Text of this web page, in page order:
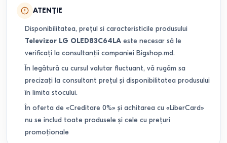
ATENȚIE
Disponibilitatea, prețul si caracteristicile produsului
Televizor LG OLED83C64LA este necesar să le
verificați la consultanții companiei Bigshop.md.
În legătură cu cursul valutar fluctuant, vă rugăm sa
precizați la consultant prețul și disponibilitatea produsului
în limita stocului.
În oferta de «Creditare 0%» și achitarea cu «LiberCard»
nu se includ toate produsele și cele cu prețuri
promoționale